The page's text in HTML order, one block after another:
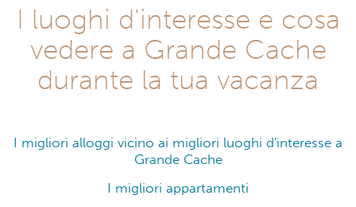
I luoghi d'interesse e cosa
vedere a Grande Cache
durante la tua vacanza
I migliori alloggi vicino ai migliori luoghi d'interesse a
Grande Cache
I migliori appartamenti